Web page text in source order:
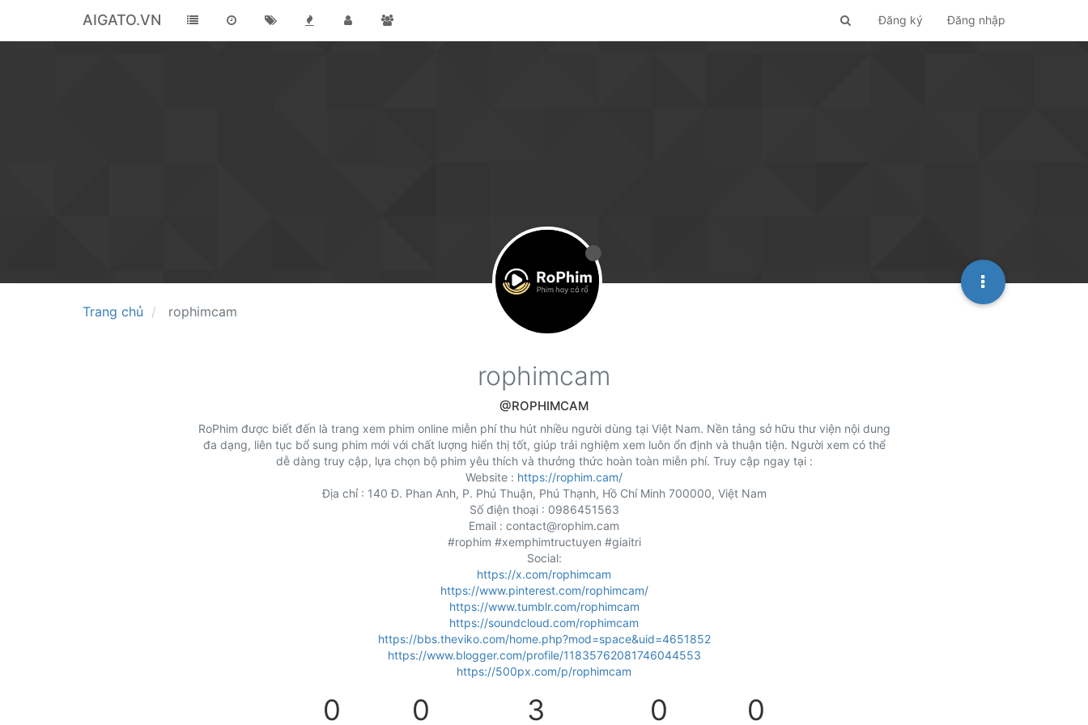
AIGATO.VN Đăng ký Đăng nhập
Trang chủ rophimcam
rophimcam
@ROPHIMCAM
RoPhim được biết đến là trang xem phim online miễn phí thu hút nhiều người dùng tại Việt Nam. Nền tảng sở hữu thư viện nội dung
đa dạng, liên tục bổ sung phim mới với chất lượng hiển thị tốt, giúp trải nghiệm xem luôn ổn định và thuận tiện. Người xem có thể
dễ dàng truy cập, lựa chọn bộ phim yêu thích và thưởng thức hoàn toàn miễn phí. Truy cập ngay tại :
Website : https://rophim.cam/
Địa chỉ : 140 Đ. Phan Anh, P. Phú Thuận, Phú Thạnh, Hồ Chí Minh 700000, Việt Nam
Số điện thoại : 0986451563
Email : contact@rophim.cam
#rophim #xemphimtructuyen #giaitri
Social:
https://x.com/rophimcam
https://www.pinterest.com/rophimcam/
https://www.tumblr.com/rophimcam
https://soundcloud.com/rophimcam
https://bbs.theviko.com/home.php?mod=space&uid=4651852
https://www.blogger.com/profile/11835762081746044553
https://500px.com/p/rophimcam
0 0 3 0 0